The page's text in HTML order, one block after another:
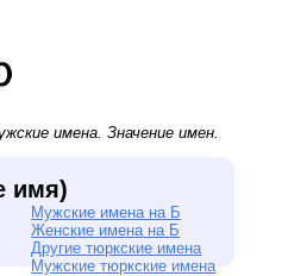
имена. Значение имен.
имя)
Мужские имена на Б
Женские имена на Б
Другие тюркские имена
Мужские тюркские имена